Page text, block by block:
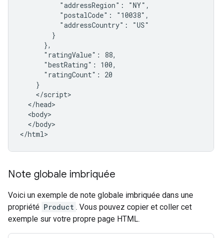
          "addressRegion": "NY",
          "postalCode": "10038",
          "addressCountry": "US"
        }
      },
      "ratingValue": 88,
      "bestRating": 100,
      "ratingCount": 20
    }
    </script>
  </head>
  <body>
  </body>
</html>
Note globale imbriquée
Voici un exemple de note globale imbriquée dans une
propriété Product . Vous pouvez copier et coller cet
exemple sur votre propre page HTML.